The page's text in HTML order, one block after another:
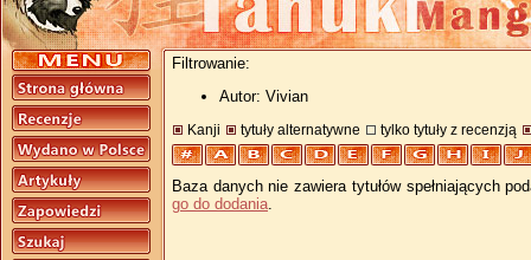
Filtrowanie:
Autor: Vivian
Kanji tytuły alternatywne tylko tytuły z recenzją
Baza danych nie zawiera tytułów spełniających
go do dodania.